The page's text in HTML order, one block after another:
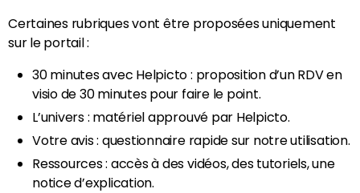
Certaines rubriques vont être proposées uniquement
sur le portail :
30 minutes avec Helpicto : proposition d’un RDV en
visio de 30 minutes pour faire le point.
L’univers : matériel approuvé par Helpicto.
Votre avis : questionnaire rapide sur notre utilisation.
Ressources : accès à des vidéos, des tutoriels, une
notice d’explication.